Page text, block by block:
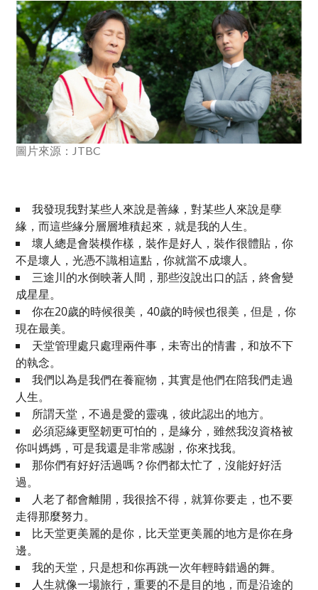
圖片來源：JTBC
我發現我對某些人來說是善緣，對某些人來說是孽
緣，而這些緣分層層堆積起來，就是我的人生。
壞人總是會裝模作樣，裝作是好人，裝作很體貼，你
不是壞人，光憑不識相這點，你就當不成壞人。
三途川的水倒映著人間，那些沒說出口的話，終會變
成星星。
你在20歲的時候很美，40歲的時候也很美，但是，你
現在最美。
天堂管理處只處理兩件事，未寄出的情書，和放不下
的執念。
我們以為是我們在養寵物，其實是他們在陪我們走過
人生。
所謂天堂，不過是愛的靈魂，彼此認出的地方。
必須惡緣更堅韌更可怕的，是緣分，雖然我沒資格被
你叫媽媽，可是我還是非常感謝，你來找我。
那你們有好好活過嗎？你們都太忙了，沒能好好活
過。
人老了都會離開，我很捨不得，就算你要走，也不要
走得那麼努力。
比天堂更美麗的是你，比天堂更美麗的地方是你在身
邊。
我的天堂，只是想和你再跳一次年輕時錯過的舞。
人生就像一場旅行，重要的不是目的地，而是沿途的